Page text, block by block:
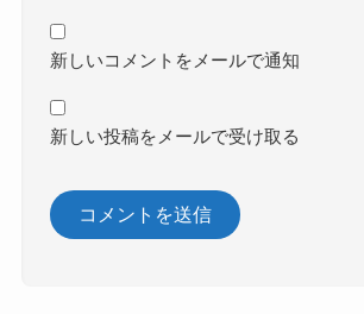
新しいコメントをメールで通知
新しい投稿をメールで受け取る